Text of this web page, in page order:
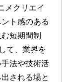
メクリエイ
ト感のある
短期間制
て、業界を
法や技術活
される場と